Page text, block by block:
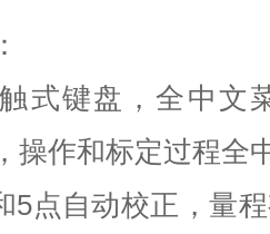
式键盘，全中文
操作和标定过程全
5点自动校正，量